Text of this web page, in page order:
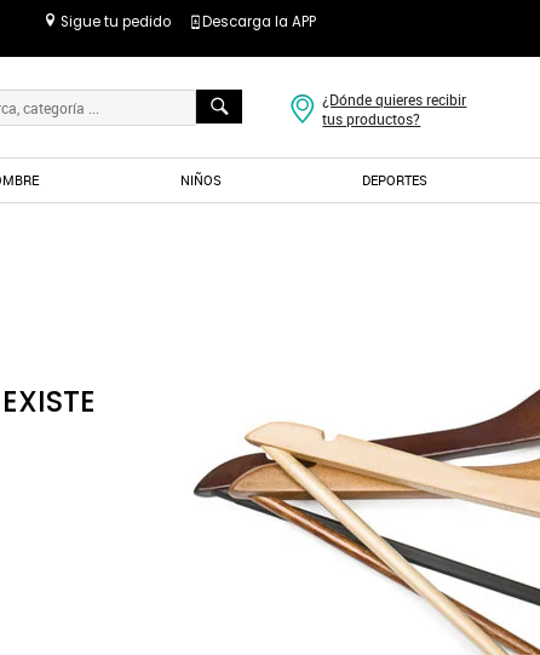
Sigue tu pedido Descarga la APP
¿Dónde quieres recibir
tus productos?
NIÑOS DEPORTES